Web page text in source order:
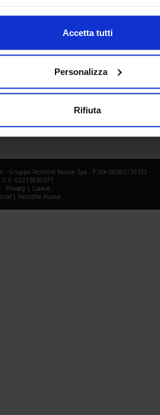
Accetta tutti
Personalizza
Rifiuta
- Gruppo Tecniche Nuove Spa - P.IVA 06382730155 -
C.F. 02213830371
Privacy| Cookie
| Tecniche Nuove